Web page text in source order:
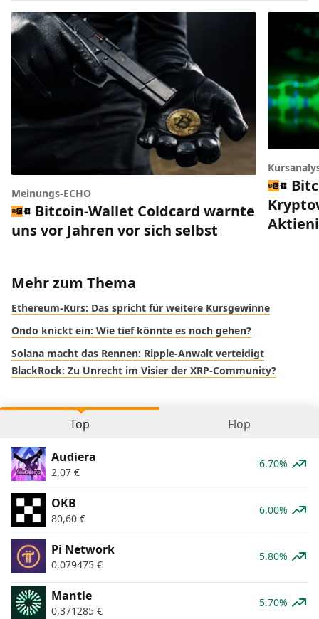
Meinungs-ECHO
Bitcoin-Wallet Coldcard warnte
uns vor Jahren vor sich selbst
Mehr zum Thema
Ethereum-Kurs: Das spricht für weitere Kursgewinne
Ondo knickt ein: Wie tief könnte es noch gehen?
Solana macht das Rennen: Ripple-Anwalt verteidigt
BlackRock: Zu Unrecht im Visier der XRP-Community?
Top Flop
Audiera
2,07 €
6.70%
OKB
80,60 €
6.00%
Pi Network
0,079475 €
5.80%
Mantle
0,371285 €
5.70%